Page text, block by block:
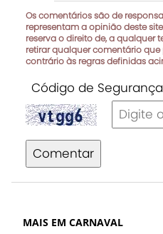
Os comentários são de
representam a opinião deste
reserva o direito de, a qualquer
retirar qualquer comentário
contrário às regras definidas
Código de
Comentar
MAIS EM CARNAVAL